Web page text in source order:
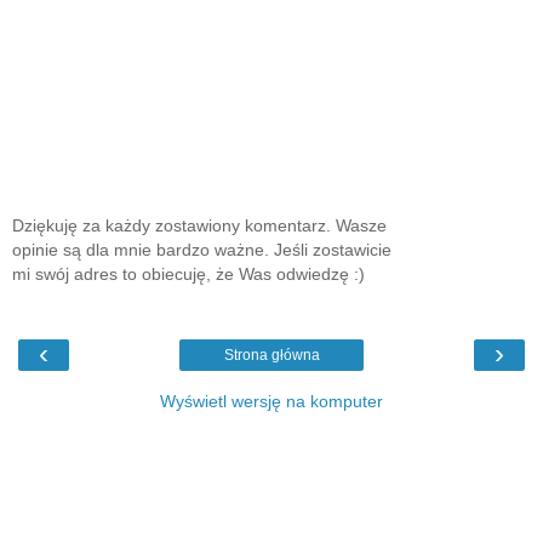
Dziękuję za każdy zostawiony komentarz. Wasze
opinie są dla mnie bardzo ważne. Jeśli zostawicie
mi swój adres to obiecuję, że Was odwiedzę :)
‹ ›
Strona główna
Wyświetl wersję na komputer